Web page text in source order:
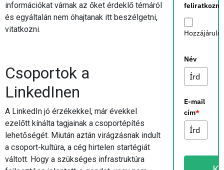
információkat várnak az őket érdeklő témáról
és egyáltalán nem óhajtanak itt beszélgetni,
vitatkozni.
Csoportok a
LinkedInen
A LinkedIn jó érzékekkel, már évekkel
ezelőtt kínálta tagjainak a csoportépítés
lehetőségét. Miután aztán virágzásnak indult
a csoport-kultúra, a cég hirtelen startégiát
váltott. Hogy a szükséges infrastruktúra
feliratkozni.
Név
E-mail
cím*